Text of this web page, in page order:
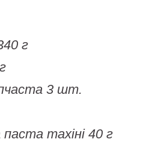
г
3 шт.
тахіні 40 г